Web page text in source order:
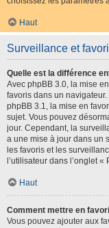
Haut
Surveillance et
Quelle est la différence
Avec phpBB 3.0, la mise
favoris dans un
phpBB 3.1, la mise en
sujet. Vous pouvez
jour. Cependant, la
a une mise à jour dans un
les favoris et les
l’utilisateur dans l’onglet
Haut
Comment mettre en
Vous pouvez ajouter aux